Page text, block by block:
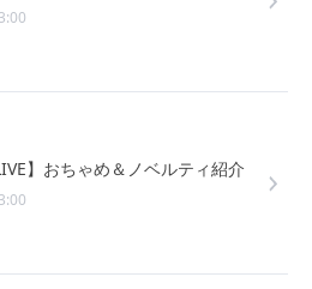
】おちゃめ＆ノベルティ紹介